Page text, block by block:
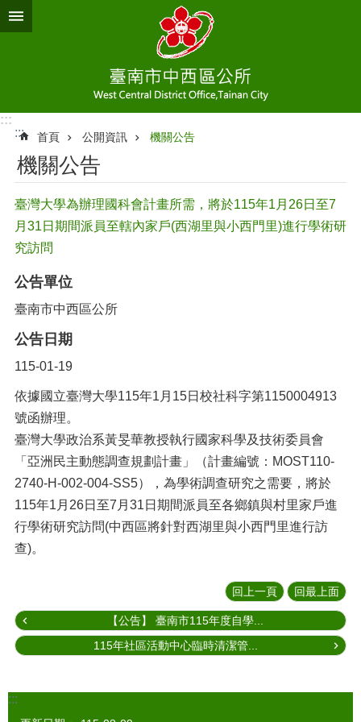
跳到主要內容區塊
:::
:::
首頁 公開資訊 機關公告
機關公告
臺灣大學為辦理國科會計畫所需，將於115年1月26日至7
月31日期間派員至轄內家戶(西湖里與小西門里)進行學術研
究訪問
公告單位
臺南市中西區公所
公告日期
115-01-19
依據國立臺灣大學115年1月15日校社科字第1150004913
號函辦理。
臺灣大學政治系黃旻華教授執行國家科學及技術委員會
「亞洲民主動態調查規劃計畫」（計畫編號：MOST110-
2740-H-002-004-SS5），為學術調查研究之需要，將於
115年1月26日至7月31日期間派員至各鄉鎮與村里家戶進
行學術研究訪問(中西區將針對西湖里與小西門里進行訪
查)。
回上一頁 回最上面
【公告】 臺南市115年度自學...
115年社區活動中心臨時清潔管...
:::